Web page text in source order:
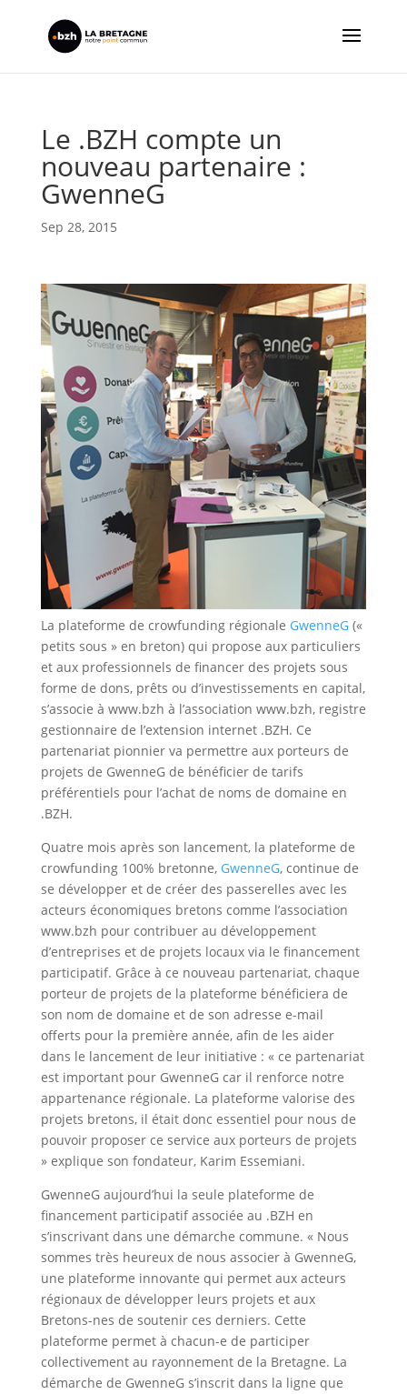
Le .BZH compte un
nouveau partenaire :
GwenneG
Sep 28, 2015
La plateforme de crowfunding régionale GwenneG(«
petits sous » en breton) qui propose aux particuliers
et aux professionnels de financer des projets sous
forme de dons, prêts ou d’investissements en capital,
s’associe à www.bzh à l’association www.bzh, registre
gestionnaire de l’extension internet .BZH. Ce
partenariat pionnier va permettre aux porteurs de
projets de GwenneG de bénéficier de tarifs
préférentiels pour l’achat de noms de domaine en
.BZH.
Quatre mois après son lancement, la plateforme de
crowfunding 100% bretonne, GwenneG, continue de
se développer et de créer des passerelles avec les
acteurs économiques bretons comme l’association
www.bzh pour contribuer au développement
d’entreprises et de projets locaux via le financement
participatif. Grâce à ce nouveau partenariat, chaque
porteur de projets de la plateforme bénéficiera de
son nom de domaine et de son adresse e-mail
offerts pour la première année, afin de les aider
dans le lancement de leur initiative : « ce partenariat
est important pour GwenneG car il renforce notre
appartenance régionale. La plateforme valorise des
projets bretons, il était donc essentiel pour nous de
pouvoir proposer ce service aux porteurs de projets
» explique son fondateur, Karim Essemiani.
GwenneG aujourd’hui la seule plateforme de
financement participatif associée au .BZH en
s’inscrivant dans une démarche commune. « Nous
sommes très heureux de nous associer à GwenneG,
une plateforme innovante qui permet aux acteurs
régionaux de développer leurs projets et aux
Bretons-nes de soutenir ces derniers. Cette
plateforme permet à chacun-e de participer
collectivement au rayonnement de la Bretagne. La
démarche de GwenneG s’inscrit dans la ligne que